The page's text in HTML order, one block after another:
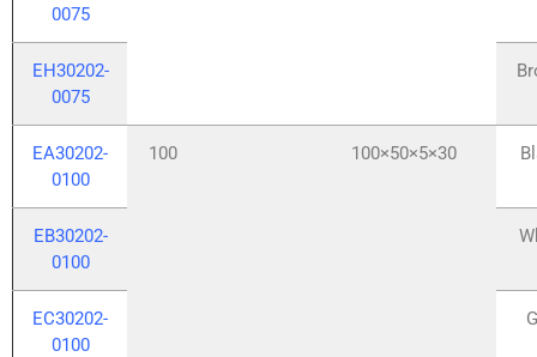
0075
EH30202-
0075
EA30202-
0100
100 100×50×5×30
EB30202-
0100
EC30202-
0100